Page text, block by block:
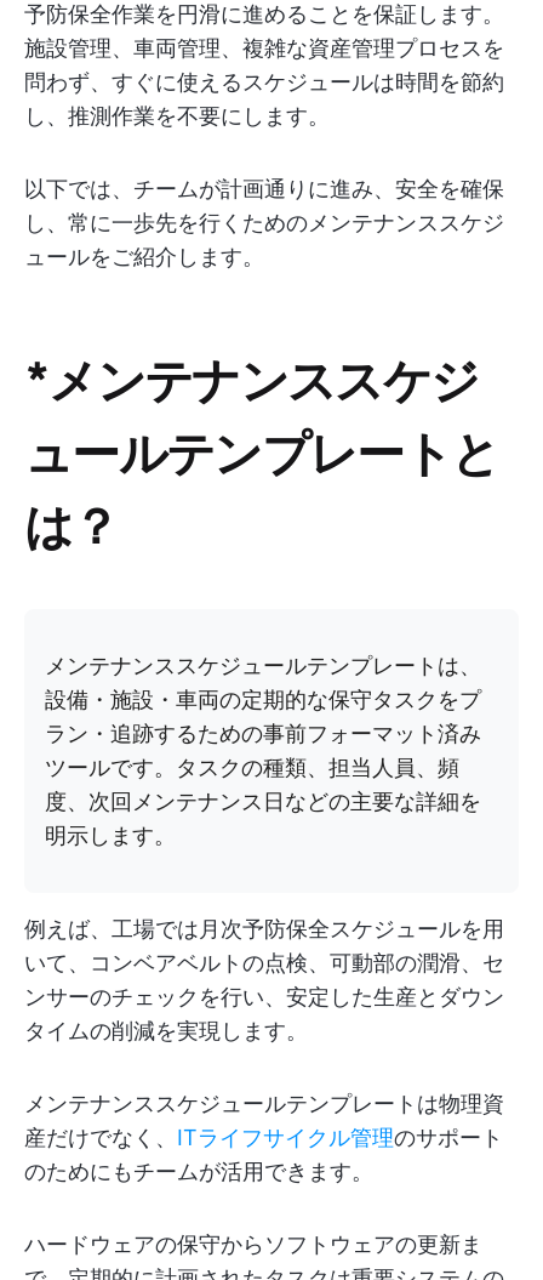
予防保全作業を円滑に進めることを保証します。
施設管理、車両管理、複雑な資産管理プロセスを
問わず、すぐに使えるスケジュールは時間を節約
し、推測作業を不要にします。
以下では、チームが計画通りに進み、安全を確保
し、常に一歩先を行くためのメンテナンススケジ
ュールをご紹介します。
*メンテナンススケジ
ュールテンプレートと
は？
メンテナンススケジュールテンプレートは、
設備・施設・車両の定期的な保守タスクをプ
ラン・追跡するための事前フォーマット済み
ツールです。タスクの種類、担当人員、頻
度、次回メンテナンス日などの主要な詳細を
明示します。
例えば、工場では月次予防保全スケジュールを用
いて、コンベアベルトの点検、可動部の潤滑、セ
ンサーのチェックを行い、安定した生産とダウン
タイムの削減を実現します。
メンテナンススケジュールテンプレートは物理資
産だけでなく、 ITライフサイクル管理のサポート
のためにもチームが活用できます。
ハードウェアの保守からソフトウェアの更新ま